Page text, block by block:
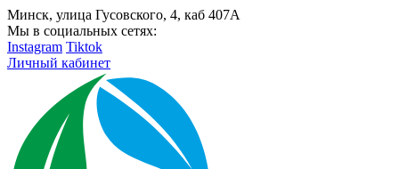
Минск, улица Гусовского, 4, каб 407А
Мы в социальных сетях:
Instagram Tiktok
Личный кабинет